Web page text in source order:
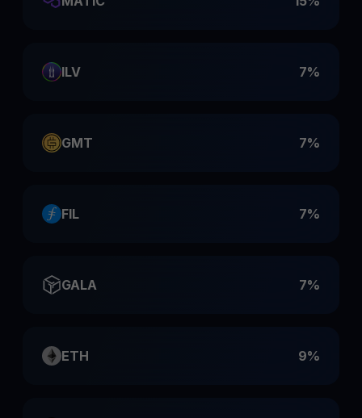
ILV 7%
GMT 7%
FIL 7%
GALA 7%
ETH 9%